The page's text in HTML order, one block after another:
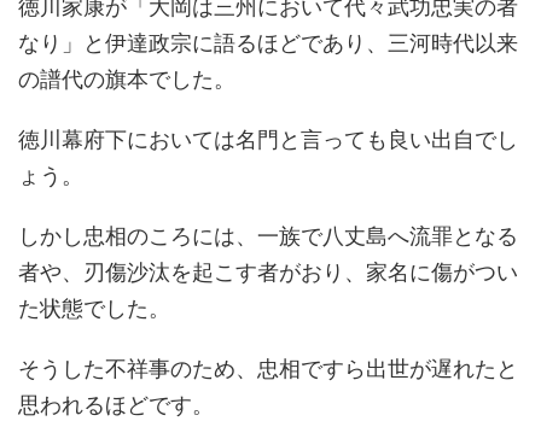
徳川家康が「大岡は三州において代々武功忠実の者
なり」と伊達政宗に語るほどであり、三河時代以来
の譜代の旗本でした。
徳川幕府下においては名門と言っても良い出自でし
ょう。
しかし忠相のころには、一族で八丈島へ流罪となる
者や、刃傷沙汰を起こす者がおり、家名に傷がつい
た状態でした。
そうした不祥事のため、忠相ですら出世が遅れたと
思われるほどです。